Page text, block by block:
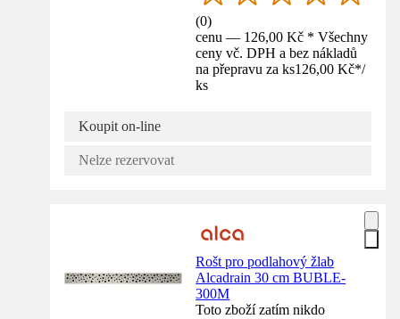
(0)
cenu — 126,00 Kč * Všechny
ceny vč. DPH a bez nákladů
na přepravu za ks126,00 Kč*/
ks
Koupit on-line
Nelze rezervovat
Rošt pro podlahový žlab
Alcadrain 30 cm BUBLE-
300M
Toto zboží zatím nikdo